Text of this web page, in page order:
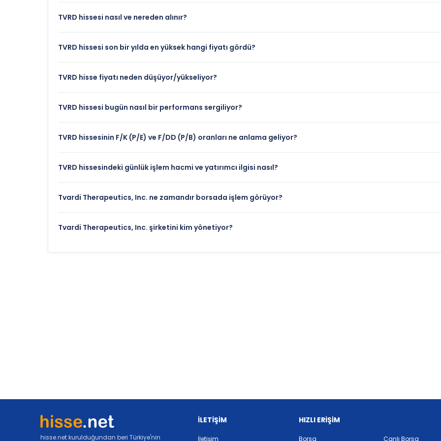
TVRD hissesi nasıl ve nereden alınır?
TVRD hissesi son bir yılda en yüksek hangi fiyatı gördü?
TVRD hisse fiyatı neden düşüyor/yükseliyor?
TVRD hissesi bugün nasıl bir performans sergiliyor?
TVRD hissesinin F/K (P/E) ve F/DD (P/B) oranları ne anlama geliyor?
TVRD hissesindeki günlük işlem hacmi ve yatırımcı ilgisi nasıl?
Tvardi Therapeutics, Inc. ne zamandır borsada işlem görüyor?
Tvardi Therapeutics, Inc. şirketini kim yönetiyor?
hisse.net kurulduğundan beri Türkiye'nin
İLETİŞİM
İletişim
HIZLI ERİŞİM
Borsa Canlı Borsa